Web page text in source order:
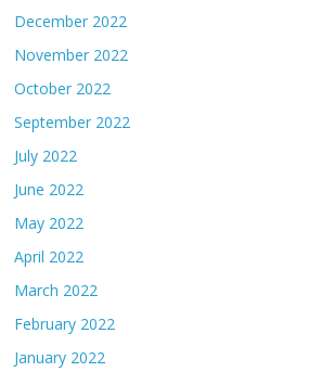
December 2022
November 2022
October 2022
September 2022
July 2022
June 2022
May 2022
April 2022
March 2022
February 2022
January 2022